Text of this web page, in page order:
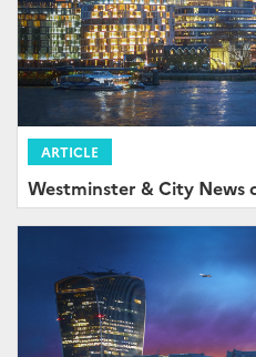
ARTICLE
Westminster & City News